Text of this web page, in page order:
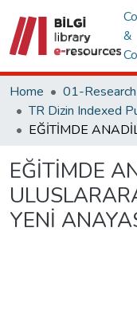
&
Home
01-
EĞİTİMDE
YENİ